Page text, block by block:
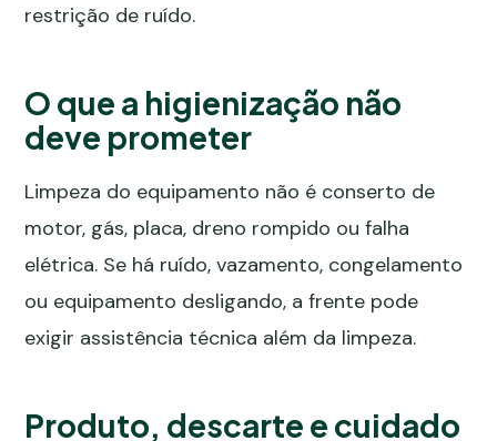
restrição de ruído.
O que a higienização não
deve prometer
Limpeza do equipamento não é conserto de
motor, gás, placa, dreno rompido ou falha
elétrica. Se há ruído, vazamento, congelamento
ou equipamento desligando, a frente pode
exigir assistência técnica além da limpeza.
Produto, descarte e cuidado